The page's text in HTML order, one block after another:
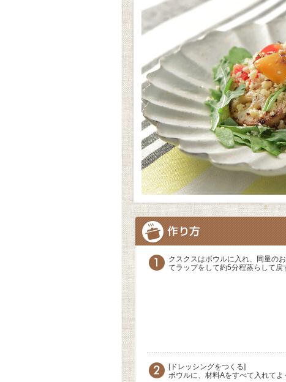
クスクスはボウルに入れ、同量の
てラップをして約5分程蒸らして戻
[ドレッシングをつくる]
ボウルに、材料Aをすべて入れてよ